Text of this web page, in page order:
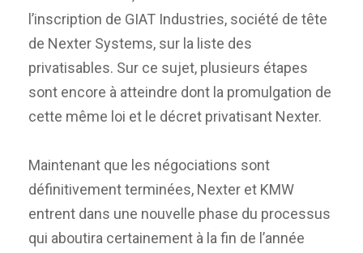
l’inscription de GIAT Industries, société de tête
de Nexter Systems, sur la liste des
privatisables. Sur ce sujet, plusieurs étapes
sont encore à atteindre dont la promulgation de
cette même loi et le décret privatisant Nexter.
Maintenant que les négociations sont
définitivement terminées, Nexter et KMW
entrent dans une nouvelle phase du processus
qui aboutira certainement à la fin de l’année